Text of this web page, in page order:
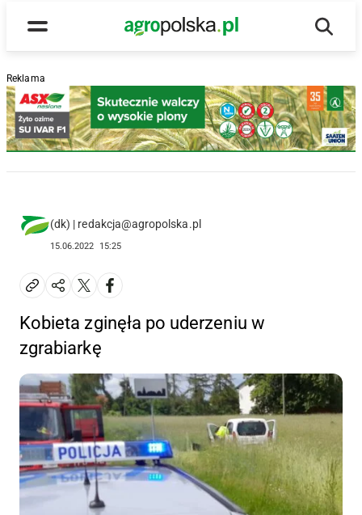
Menu
Main Logo
Reklama
(dk) | redakcja@agropolska.pl
15.06.2022 15:25
Kobieta zginęła po uderzeniu w
zgrabiarkę